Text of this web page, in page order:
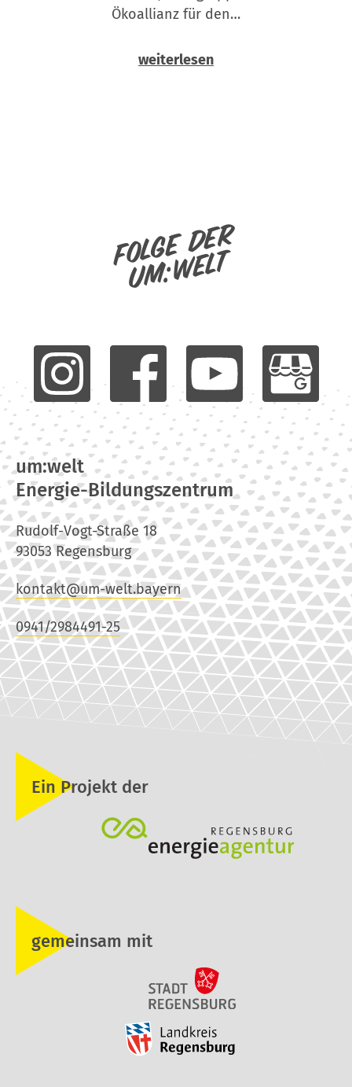
Ökoallianz für den…
weiterlesen
Folge der
um:welt
um:welt
Energie-Bildungszentrum
Rudolf-Vogt-Straße 18
93053 Regensburg
kontakt@um-welt.bayern
0941/2984491-25
Ein Projekt der
gemeinsam mit